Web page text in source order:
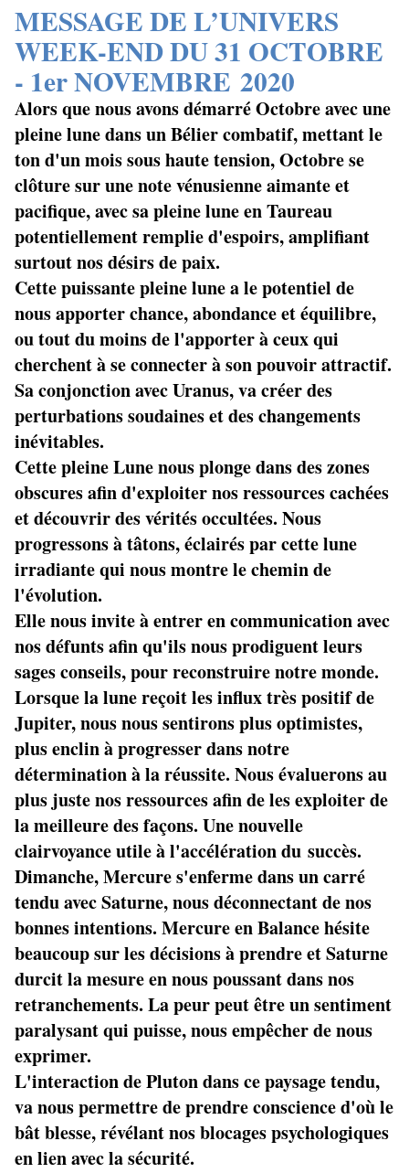
MESSAGE DE L’UNIVERS
WEEK-END DU 31 OCTOBRE
- 1er NOVEMBRE 2020
Alors que nous avons démarré Octobre avec une
pleine lune dans un Bélier combatif, mettant le
ton d'un mois sous haute tension, Octobre se
clôture sur une note vénusienne aimante et
pacifique, avec sa pleine lune en Taureau
potentiellement remplie d'espoirs, amplifiant
surtout nos désirs de paix.
Cette puissante pleine lune a le potentiel de
nous apporter chance, abondance et équilibre,
ou tout du moins de l'apporter à ceux qui
cherchent à se connecter à son pouvoir attractif.
Sa conjonction avec Uranus, va créer des
perturbations soudaines et des changements
inévitables.
Cette pleine Lune nous plonge dans des zones
obscures afin d'exploiter nos ressources cachées
et découvrir des vérités occultées. Nous
progressons à tâtons, éclairés par cette lune
irradiante qui nous montre le chemin de
l'évolution.
Elle nous invite à entrer en communication avec
nos défunts afin qu'ils nous prodiguent leurs
sages conseils, pour reconstruire notre monde.
Lorsque la lune reçoit les influx très positif de
Jupiter, nous nous sentirons plus optimistes,
plus enclin à progresser dans notre
détermination à la réussite. Nous évaluerons au
plus juste nos ressources afin de les exploiter de
la meilleure des façons. Une nouvelle
clairvoyance utile à l'accélération du succès.
Dimanche, Mercure s'enferme dans un carré
tendu avec Saturne, nous déconnectant de nos
bonnes intentions. Mercure en Balance hésite
beaucoup sur les décisions à prendre et Saturne
durcit la mesure en nous poussant dans nos
retranchements. La peur peut être un sentiment
paralysant qui puisse, nous empêcher de nous
exprimer.
L'interaction de Pluton dans ce paysage tendu,
va nous permettre de prendre conscience d'où le
bât blesse, révélant nos blocages psychologiques
en lien avec la sécurité.